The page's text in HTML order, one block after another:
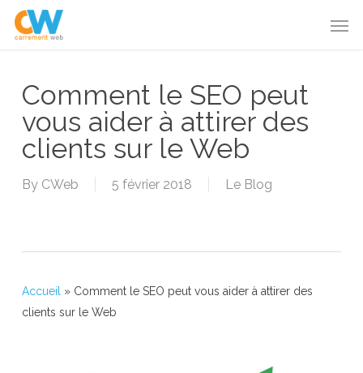
Skip
Comment le SEO peut
vous aider à attirer des
clients sur le Web
By CWeb 5 février 2018 Le Blog
Accueil » Comment le SEO peut vous aider à attirer des
clients sur le Web